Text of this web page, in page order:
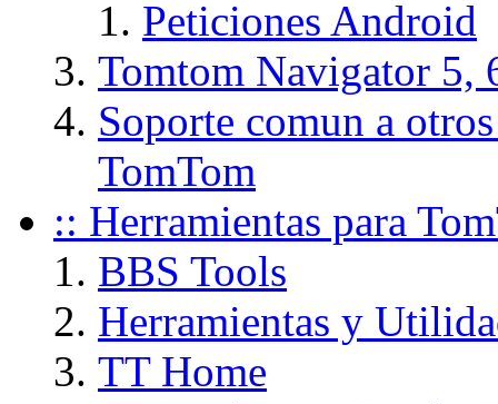
Peticiones Android
Tomtom Navigator 5,
Soporte comun a
TomTom
:: Herramientas para
BBS Tools
Herramientas y
TT Home